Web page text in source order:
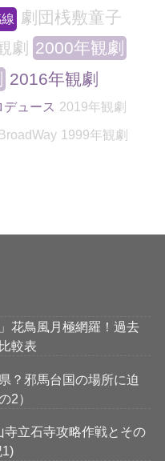
劇団桟敷童子
劇
2000年観劇
2016年観劇
デュース 2019年観劇
BroadWay 1999年観劇
花鳥風月極網羅！過去
較表
？邪馬台国の場所に迫
2）
寺立石寺攻略作戦とその